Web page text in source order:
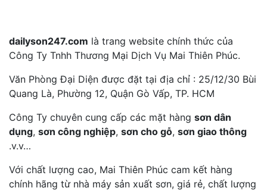
dailyson247.com là trang website chính thức của
Công Ty Tnhh Thương Mại Dịch Vụ Mai Thiên Phúc.
Văn Phòng Đại Diện được đặt tại địa chỉ : 25/12/30 Bùi
Quang Là, Phường 12, Quận Gò Vấp, TP. HCM
Công Ty chuyên cung cấp các mặt hàng sơn dân
dụng, sơn công nghiệp, sơn cho gỗ, sơn giao thông
.v.v…
Với chất lượng cao, Mai Thiên Phúc cam kết hàng
chính hãng từ nhà máy sản xuất sơn, giá rẻ, chất lượng